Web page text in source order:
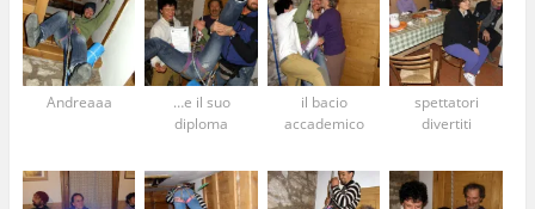
Andreaaa
…e il suo
diploma
il bacio
accademico
spettatori
divertiti